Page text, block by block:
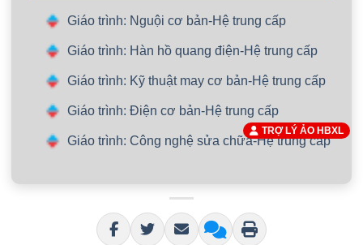
Giáo trình: Nguội cơ bản-Hệ trung cấp
Giáo trình: Hàn hồ quang điện-Hệ trung cấp
Giáo trình: Kỹ thuật may cơ bản-Hệ trung cấp
Giáo trình: Điện cơ bản-Hệ trung cấp
Giáo trình: Công nghệ sửa chữa-Hệ trung cấp
TRỢ LÝ ẢO HBXL